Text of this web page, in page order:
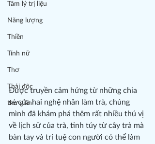
Tâm lý trị liệu
Năng lượng
Thiền
Tính nữ
Thơ
Thải độc
thư giãn
Được truyền cảm hứng từ những chia
sẻ của hai nghệ nhân làm trà, chúng
mình đã khám phá thêm rất nhiều thú vị
về lịch sử của trà, tinh túy từ cây trà mà
bàn tay và trí tuệ con người có thể làm